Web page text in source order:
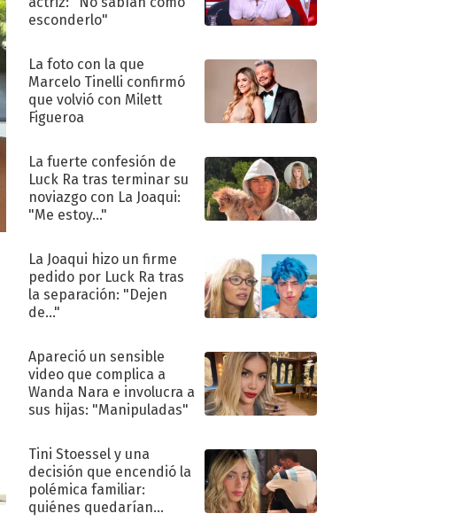
esconderlo"
La foto con la que
Marcelo Tinelli confirmó
que volvió con Milett
Figueroa
La fuerte confesión de
Luck Ra tras terminar su
noviazgo con La Joaqui:
"Me estoy..."
La Joaqui hizo un firme
pedido por Luck Ra tras
la separación: "Dejen
de..."
Apareció un sensible
video que complica a
Wanda Nara e involucra a
sus hijas: "Manipuladas"
Tini Stoessel y una
decisión que encendió la
polémica familiar:
quiénes quedarían